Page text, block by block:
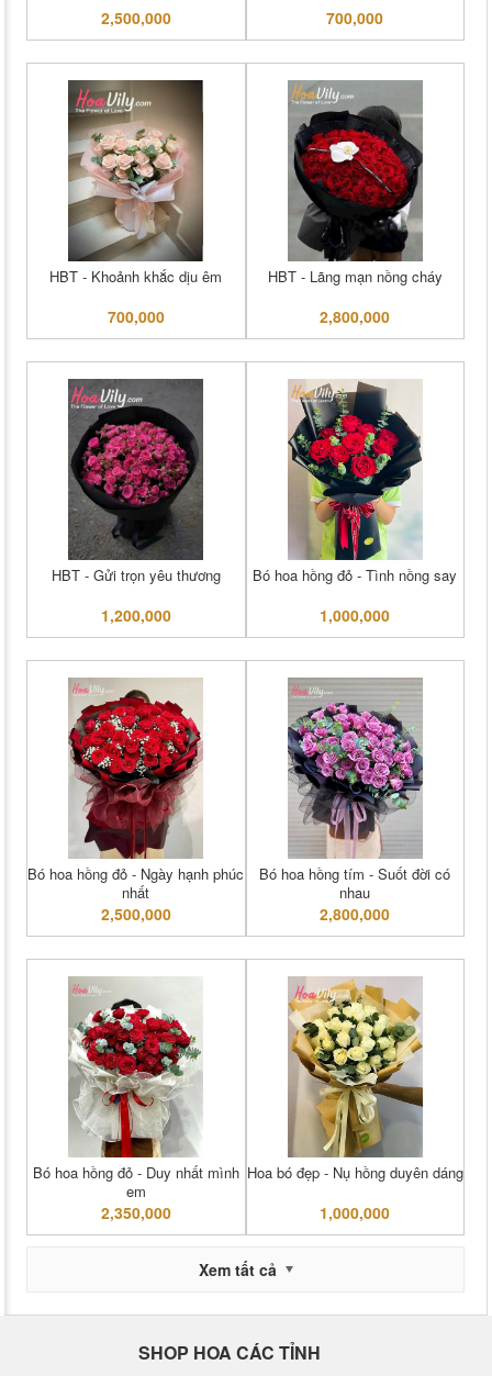
2,500,000 700,000
HBT - Khoảnh khắc dịu êm
700,000
HBT - Lãng mạn nồng cháy
2,800,000
HBT - Gửi trọn yêu thương
1,200,000
Bó hoa hồng đỏ - Tình nồng say
1,000,000
Bó hoa hồng đỏ - Ngày hạnh phúc
nhất
2,500,000
Bó hoa hồng tím - Suốt đời có
nhau
2,800,000
Bó hoa hồng đỏ - Duy nhất mình
em
2,350,000
Hoa bó đẹp - Nụ hồng duyên dáng
1,000,000
Xem tất cả
SHOP HOA CÁC TỈNH